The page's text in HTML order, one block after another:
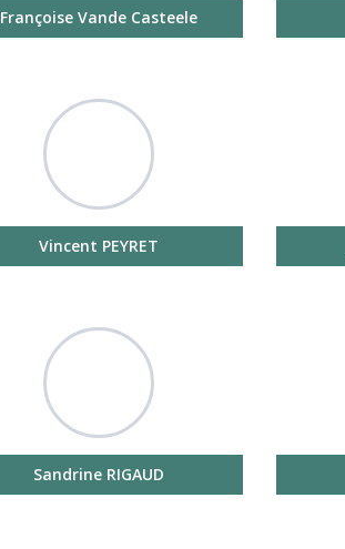
Françoise Vande Casteele
Vincent PEYRET
Sandrine RIGAUD